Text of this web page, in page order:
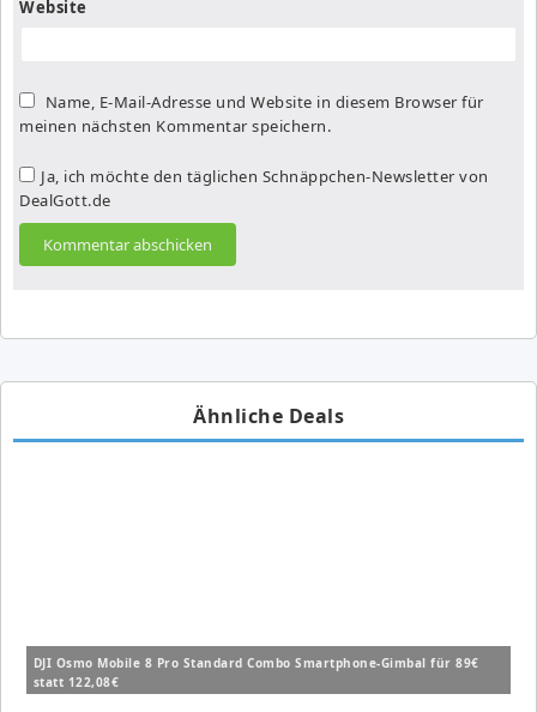
Website
Name, E-Mail-Adresse und Website in diesem Browser für
meinen nächsten Kommentar speichern.
Ja, ich möchte den täglichen Schnäppchen-Newsletter von
DealGott.de
Ähnliche Deals
DJI Osmo Mobile 8 Pro Standard Combo Smartphone-Gimbal für 89€
statt 122,08€